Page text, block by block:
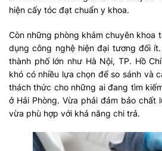
hiện cấy tóc đạt chuẩn y khoa.
Còn những phòng khám chuyên khoa
dụng công nghệ hiện đại tương đối
thành phố lớn như Hà Nội, TP. Hồ
khó có nhiều lựa chọn để so sánh và
thách thức cho những ai đang tìm
ở Hải Phòng. Vừa phải đảm bảo chất
vừa phù hợp với khả năng chi trả.